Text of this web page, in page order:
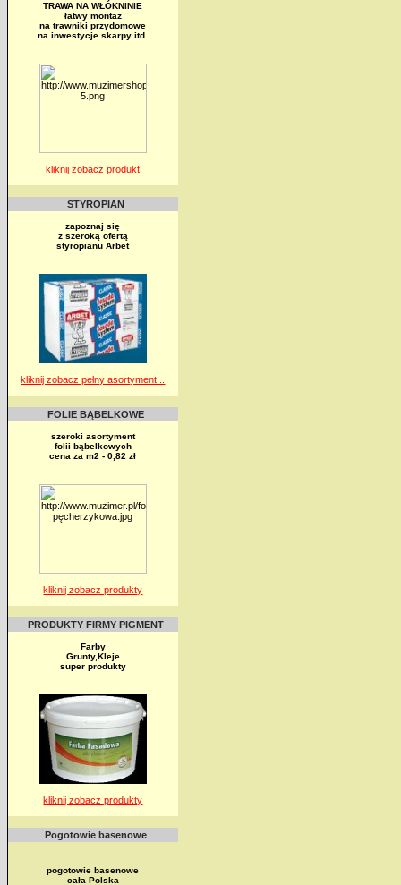
TRAWA NA WŁÓKNINIE
łatwy montaż
na trawniki przydomowe
na inwestycje skarpy itd.
kliknij zobacz produkt
STYROPIAN
zapoznaj się
z szeroką ofertą
styropianu Arbet
kliknij zobacz pełny asortyment...
FOLIE BĄBELKOWE
szeroki asortyment
folii bąbelkowych
cena za m2 - 0,82 zł
kliknij zobacz produkty
PRODUKTY FIRMY PIGMENT
Farby
Grunty,Kleje
super produkty
kliknij zobacz produkty
Pogotowie basenowe
pogotowie basenowe
cała Polska